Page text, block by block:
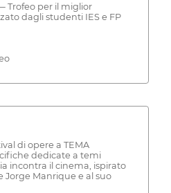
Trofeo per il miglior
dagli studenti IES e FP
di opere a TEMA
dedicate a temi
incontra il cinema, ispirato
Jorge Manrique e al suo